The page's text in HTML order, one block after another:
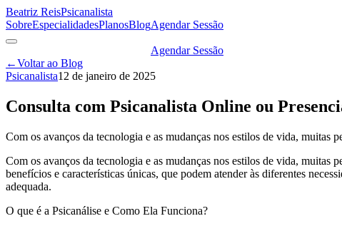
Beatriz ReisPsicanalista
SobreEspecialidadesPlanosBlogAgendar Sessão
Agendar Sessão
←Voltar ao Blog
Psicanalista12 de janeiro de 2025
Consulta com Psicanalista Online ou
Com os avanços da tecnologia e as mudanças nos estilos de vida, muitas
Com os avanços da tecnologia e as mudanças nos estilos de vida, muitas
benefícios e características únicas, que podem atender às diferentes
adequada.
O que é a Psicanálise e Como Ela Funciona?